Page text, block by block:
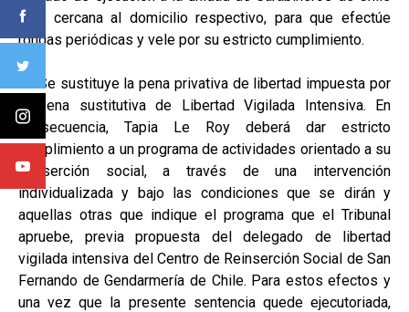
más cercana al domicilio respectivo, para que efectúe
rondas periódicas y vele por su estricto cumplimiento.
V.- Se sustituye la pena privativa de libertad impuesta por
la pena sustitutiva de Libertad Vigilada Intensiva. En
consecuencia, Tapia Le Roy deberá dar estricto
cumplimiento a un programa de actividades orientado a su
reinserción social, a través de una intervención
individualizada y bajo las condiciones que se dirán y
aquellas otras que indique el programa que el Tribunal
apruebe, previa propuesta del delegado de libertad
vigilada intensiva del Centro de Reinserción Social de San
Fernando de Gendarmería de Chile. Para estos efectos y
una vez que la presente sentencia quede ejecutoriada,